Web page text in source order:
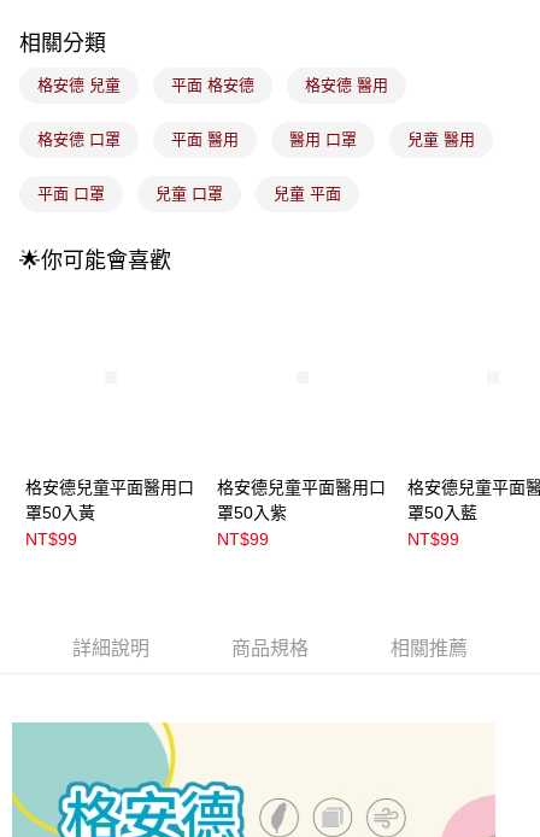
【大哥付你分期使用說明】
2.付款方式選擇「大哥付你分期」，訂單成立後會自動跳轉到大哥付的交易
成交易。
消。如遇「轉專審核」未通過狀況，表示未達大哥付你分期系統評分，恕無
1.分期款項不併入電信帳單，「大哥付你分期」於每月結算日後寄送繳費提
資料（包含姓名、電話或地址）提供予台灣大哥大進項蒐集、處理及利用，
由本公司與您本人進行分期帳單所需資料之確認、核對及更正。
3.完整用戶服務條款，請詳閱以下連結： https://oppay.tw/userRule
每筆NT$100，滿NT$899(含以上)免運費
每筆NT$100，滿NT$899(含以上)免運費
每筆NT$100，滿NT$899(含以上)免運費
宅配(離島)
每筆NT$100，滿NT$399(含以上)免運費
相關分類
格安德 兒童 平面 格安德 格安德 醫用
格安德 口罩 平面 醫用 醫用 口罩 兒童 醫用
平面 口罩 兒童 口罩 兒童 平面
🌟你可能會喜歡
格安德兒童平面醫用口
罩50入黃
NT$99
格安德兒童平面醫用口
罩50入紫
NT$99
格安德兒童平面
罩50入藍
NT$99
詳細說明 商品規格 相關推薦